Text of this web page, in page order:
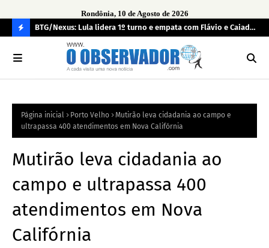
Rondônia, 10 de Agosto de 2026
O
R
BTG/Nexus: Lula lidera 1º turno e empata com Flávio e Caiado
Página inicial Porto Velho
Mutirão leva cidadania ao campo e
ultrapassa 400 atendimentos em Nova Califórnia
Mutirão leva cidadania ao
campo e ultrapassa 400
atendimentos em Nova
Califórnia